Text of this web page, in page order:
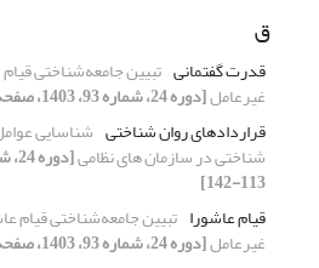
ق
قدرت گفتمانی تبیین جامعه‌شناختی
غیرعامل[دوره 24، شماره 93، 1403، صفحه 250-271]
قراردادهای روان شناختی شناسایی
شناختی در سازمان های نظامی
113-142]
قیام عاشورا تبیین جامعه‌شناختی قیام
غیرعامل[دوره 24، شماره 93، 1403، صفحه 250-271]